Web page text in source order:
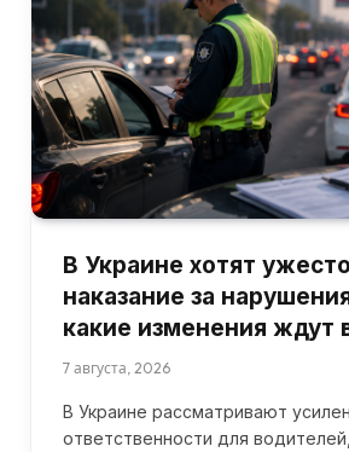
В Украине хотят
наказание за
какие изменения ждут
7 августа, 2026
В Украине рассматривают
ответственности для